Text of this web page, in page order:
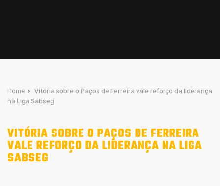
Home > Vitória sobre o Paços de Ferreira vale reforço da liderança
na Liga Sabseg
VITÓRIA SOBRE O PAÇOS DE FERREIRA
VALE REFORÇO DA LIDERANÇA NA LIGA
SABSEG